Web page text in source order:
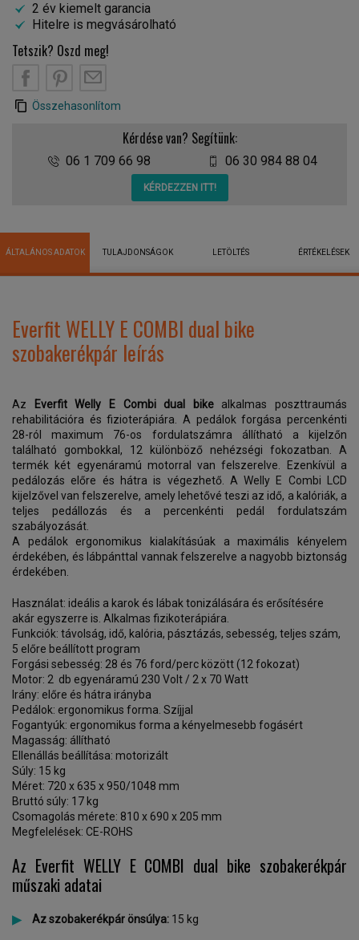
2 év kiemelt garancia
Hitelre is megvásárolható
Tetszik? Oszd meg!
Összehasonlítom
Kérdése van? Segítünk:
06 1 709 66 98 06 30 984 88 04
KÉRDEZZEN ITT!
ÁLTALÁNOS ADATOK TULAJDONSÁGOK LETÖLTÉS ÉRTÉKELÉSEK
Everfit WELLY E COMBI dual bike
szobakerékpár leírás
Az Everfit Welly E Combi dual bikealkalmas poszttraumás
rehabilitációra és fizioterápiára. A pedálok forgása percenkénti
28-ról maximum 76-os fordulatszámra állítható a kijelzőn
található gombokkal, 12 különböző nehézségi fokozatban. A
termék két egyenáramú motorral van felszerelve. Ezenkívül a
pedálozás előre és hátra is végezhető. A Welly E Combi LCD
kijelzővel van felszerelve, amely lehetővé teszi az idő, a kalóriák, a
teljes pedállozás és a percenkénti pedál fordulatszám
szabályozását.
A pedálok ergonomikus kialakításúak a maximális kényelem
érdekében, és lábpánttal vannak felszerelve a nagyobb biztonság
érdekében.
Használat: ideális a karok és lábak tonizálására és erősítésére
akár egyszerre is. Alkalmas fizikoterápiára.
Funkciók: távolság, idő, kalória, pásztázás, sebesség, teljes szám,
5 előre beállított program
Forgási sebesség: 28 és 76 ford/perc között (12 fokozat)
Motor: 2 db egyenáramú 230 Volt / 2 x 70 Watt
Irány: előre és hátra irányba
Pedálok: ergonomikus forma. Szíjjal
Fogantyúk: ergonomikus forma a kényelmesebb fogásért
Magasság: állítható
Ellenállás beállítása: motorizált
Súly: 15 kg
Méret: 720 x 635 x 950/1048 mm
Bruttó súly: 17 kg
Csomagolás mérete: 810 x 690 x 205 mm
Megfelelések: CE-ROHS
Az Everfit WELLY E COMBI dual bike szobakerékpár
műszaki adatai
Az szobakerékpár önsúlya: 15 kg